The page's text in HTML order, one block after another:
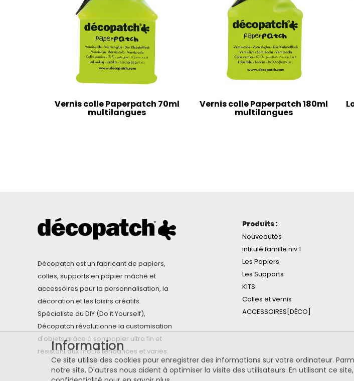
Vernis colle Paperpatch 70ml
multilangues
Vernis colle Paperpatch 180ml
multilangues
Décopatch est un fabricant de papiers,
colles, supports en papier mâché et
accessoires pour la personnalisation, la
décoration et les loisirs créatifs.
Spécialiste du DIY (Do it Yourself),
Décopatch révolutionne la customisation
d'objets grâce à son papier ultra fin et
résistant aux motifs tendances et variés.
Produits :
Nouveautés
intitulé famille niv 1
Les Papiers
Les Supports
KITS
Colles et vernis
ACCESSOIRES[DÉCO]
Information
Ce site utilise des cookies pour enregistrer des informations sur votre ordinateur.
notre site. D'autres nous aident à optimiser la visite des utilisateurs. En utilisant ce